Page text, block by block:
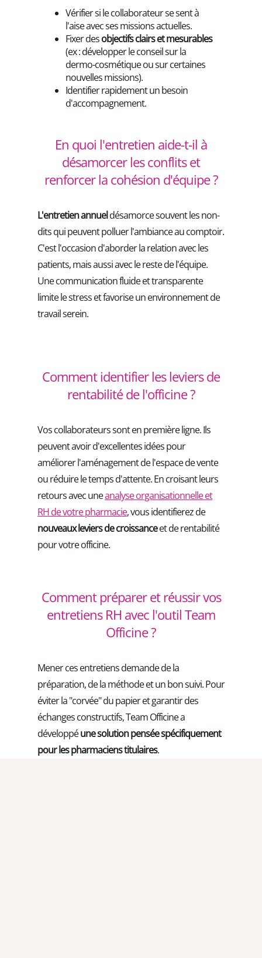
Vérifier si le collaborateur se sent à
l'aise avec ses missions actuelles.
Fixer desobjectifs clairs et mesurables
(ex : développer le conseil sur la
dermo-cosmétique ou sur certaines
nouvelles missions).
Identifier rapidement un besoin
d'accompagnement.
En quoi l'entretien aide-t-il à
désamorcer les conflits et
renforcer la cohésion d'équipe ?
L'entretien annueldésamorce souvent les non-
dits qui peuvent polluer l'ambiance au comptoir.
C'est l'occasion d'aborder la relation avec les
patients, mais aussi avec le reste de l'équipe.
Une communication fluide et transparente
limite le stress et favorise un environnement de
travail serein.
Comment identifier les leviers de
rentabilité de l'officine ?
Vos collaborateurs sont en première ligne. Ils
peuvent avoir d'excellentes idées pour
améliorer l'aménagement de l'espace de vente
ou réduire le temps d'attente. En croisant leurs
retours avec uneanalyse organisationnelle et
RH de votre pharmacie, vous identifierez de
nouveaux leviers de croissanceet de rentabilité
pour votre officine.
Comment préparer et réussir vos
entretiens RH avec l'outil Team
Officine ?
Mener ces entretiens demande de la
préparation, de la méthode et un bon suivi. Pour
éviter la "corvée" du papier et garantir des
échanges constructifs, Team Officine a
développéune solution pensée spécifiquement
pour les pharmaciens titulaires.